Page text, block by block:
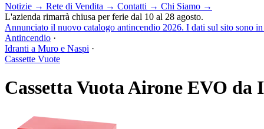
Notizie → Rete di Vendita → Contatti → Chi Siamo →
L'azienda rimarrà chiusa per ferie dal 10 al 28 agosto.
Annunciato il nuovo catalogo antincendio 2026. I dati sul sito sono
Antincendio ·
Idranti a Muro e Naspi ·
Cassette Vuote
Cassetta Vuota Airone EVO